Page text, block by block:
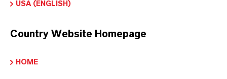
IM MITTELPUNKT STEHEN SIE: UNSERE
11 Gründe, warum LANXESS der richtige
Partner für Ihr Unternehmen ist
USA (ENGLISH)
Country Website Homepage
HOME